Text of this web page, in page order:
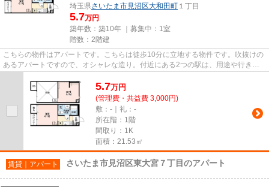
埼玉県さいたま市見沼区大和田町 １丁目
5.7万円
築年数：築10年 ｜募集中： 1室
階数：2階建
こちらの物件はアパートです。こちらは徒歩10分に立地する物件です。吹抜けの
あるアパートですので、オシャレな造り。付近にある2つの駅は、用途や行き先
5.7万円
(管理費・共益費 3,000円)
敷：-｜礼：-
所在階：1階
間取り：1K
面積：21.53㎡
賃貸｜アパート さいたま市見沼区東大宮７丁目のアパート